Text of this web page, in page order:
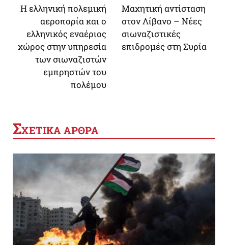
Η ελληνική πολεμική
αεροπορία και ο
ελληνικός εναέριος
χώρος στην υπηρεσία
των σιωναζιστών
εμπρηστών του
πολέμου
Μαχητική αντίσταση
στον Λίβανο – Νέες
σιωναζιστικές
επιδρομές στη Συρία
ΣΧΕΤΙΚΑ ΑΡΘΡΑ